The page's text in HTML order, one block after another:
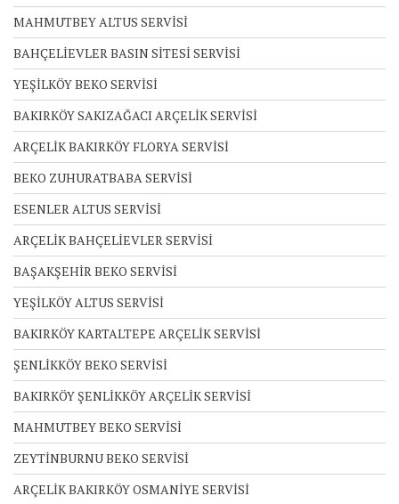
MAHMUTBEY ALTUS SERVİSİ
BAHÇELİEVLER BASIN SİTESİ SERVİSİ
YEŞİLKÖY BEKO SERVİSİ
BAKIRKÖY SAKIZAĞACI ARÇELİK SERVİSİ
ARÇELİK BAKIRKÖY FLORYA SERVİSİ
BEKO ZUHURATBABA SERVİSİ
ESENLER ALTUS SERVİSİ
ARÇELİK BAHÇELİEVLER SERVİSİ
BAŞAKŞEHİR BEKO SERVİSİ
YEŞİLKÖY ALTUS SERVİSİ
BAKIRKÖY KARTALTEPE ARÇELİK SERVİSİ
ŞENLİKKÖY BEKO SERVİSİ
BAKIRKÖY ŞENLİKKÖY ARÇELİK SERVİSİ
MAHMUTBEY BEKO SERVİSİ
ZEYTİNBURNU BEKO SERVİSİ
ARÇELİK BAKIRKÖY OSMANİYE SERVİSİ